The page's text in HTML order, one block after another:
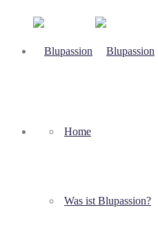
Home
Was ist Blupassion?